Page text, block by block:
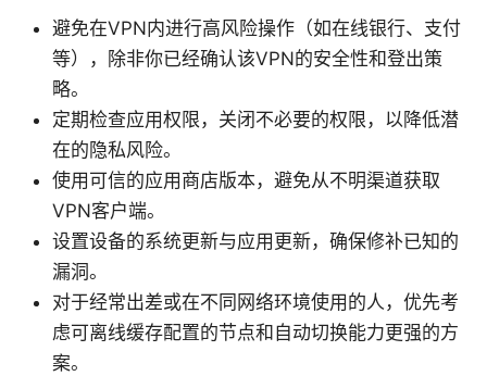
避免在VPN内进行高风险操作（如在线银行、支付
等），除非你已经确认该VPN的安全性和登出策
略。
定期检查应用权限，关闭不必要的权限，以降低潜
在的隐私风险。
使用可信的应用商店版本，避免从不明渠道获取
VPN客户端。
设置设备的系统更新与应用更新，确保修补已知的
漏洞。
对于经常出差或在不同网络环境使用的人，优先考
虑可离线缓存配置的节点和自动切换能力更强的方
案。